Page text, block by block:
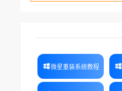
微星重装系统教程